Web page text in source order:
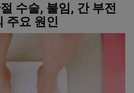
수술, 불임, 간 부전
주요 원인